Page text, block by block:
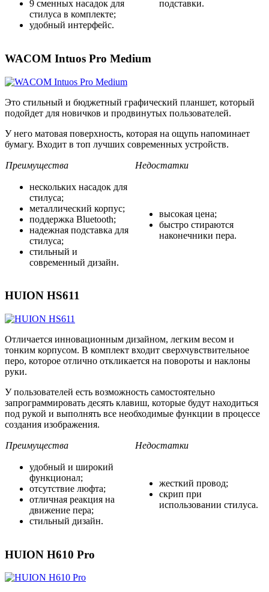
9 сменных насадок для
стилуса в комплекте;
удобный интерфейс.
подставки.
WACOM Intuos Pro Medium
Это стильный и бюджетный графический планшет, который
подойдет для новичков и продвинутых пользователей.
У него матовая поверхность, которая на ощупь напоминает
бумагу. Входит в топ лучших современных устройств.
Преимущества Недостатки
нескольких насадок для
стилуса;
металлический корпус;
поддержка Bluetooth;
надежная подставка для
стилуса;
стильный и
современный дизайн.
высокая цена;
быстро стираются
наконечники пера.
HUION HS611
Отличается инновационным дизайном, легким весом и
тонким корпусом. В комплект входит сверхчувствительное
перо, которое отлично откликается на повороты и наклоны
руки.
У пользователей есть возможность самостоятельно
запрограммировать десять клавиш, которые будут находиться
под рукой и выполнять все необходимые функции в процессе
создания изображения.
Преимущества Недостатки
удобный и широкий
функционал;
отсутствие люфта;
отличная реакция на
движение пера;
стильный дизайн.
жесткий провод;
скрип при
использовании стилуса.
HUION H610 Pro